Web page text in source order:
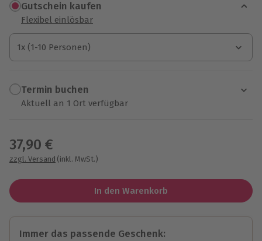
Gutschein kaufen
Flexibel einlösbar
1x (1-10 Personen)
1x (1-10 Personen)
1x (1-10 Personen)
Termin buchen
Aktuell an 1 Ort verfügbar
37,90 €
zzgl. Versand (inkl. MwSt.)
In den Warenkorb
Immer das passende Geschenk: